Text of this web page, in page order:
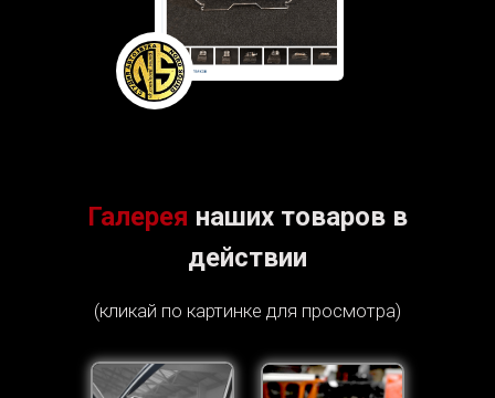
Галерея наших товаров в
действии
(кликай по картинке для просмотра)